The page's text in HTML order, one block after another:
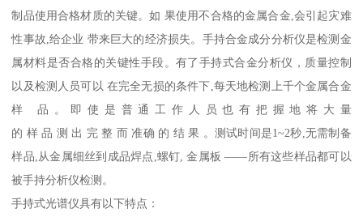
制品使用合格材质的关键。如 果使用不合格的金属合金,会引起灾难
性事故,给企业 带来巨大的经济损失。手持合金成分分析仪是检测金
属材料是否合格的关键性手段。有了手持式合金分析仪，质量控制
以及检测人员可以 在完全无损的条件下,每天地检测上千个金属合金
样 品。即使是普通工作人员也有把握地将大量
的 样 品 测 出 完 整 而 准确 的 结 果 。测试时间是1~2秒,无需制备
样品,从金属细丝到成品焊点,螺钉, 金属板 ——所有这些样品都可以
被手持分析仪检测。
手持式光谱仪具有以下特点：